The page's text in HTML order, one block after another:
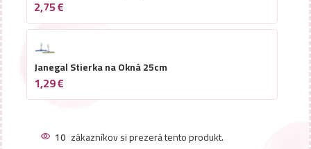
2,75€
Janegal Stierka na Okná 25cm
1,29€
10 zákazníkov si prezerá tento produkt.